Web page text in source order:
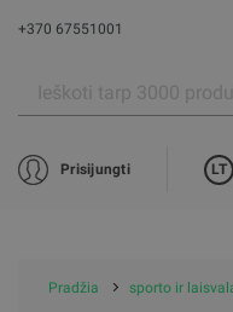
+370 67551001
Prisijungti LT
Pradžia sporto ir